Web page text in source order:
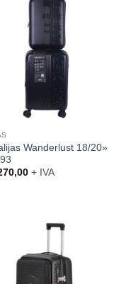
Wanderlust 18/20»
+ IVA